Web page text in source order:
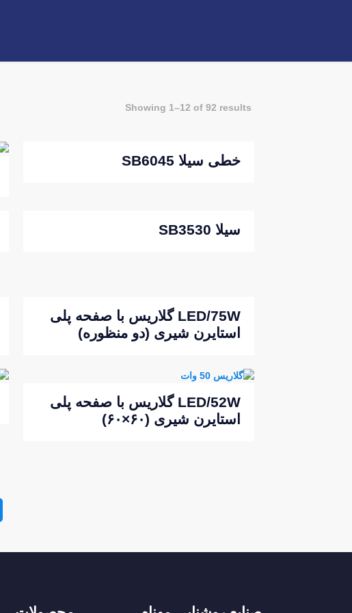
Showing 1–12 of 92 results
خطی سیلا SB6045
سیلا SB3530
LED/75W گلاریس با صفحه پلی
استایرن شیری (دو منظوره)
LED/52W گلاریس با صفحه پلی
استایرن شیری (۶۰×۶۰)